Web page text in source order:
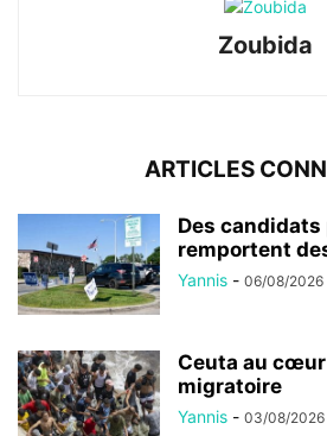
Zoubida
ARTICLES
Des
remportent
Yannis - 06/08/2026
Ceuta au
migratoire
Yannis - 03/08/2026